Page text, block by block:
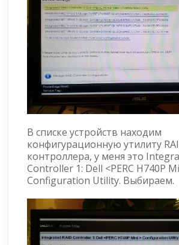
В списке устройств находим
конфигурационную утилиту
контроллера, у меня это
Controller 1: Dell <PERC H740P
Configuration Utility. Выбираем.